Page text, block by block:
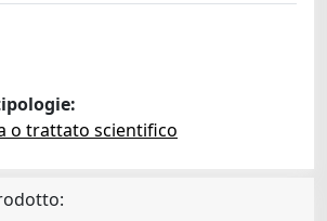
o trattato scientifico